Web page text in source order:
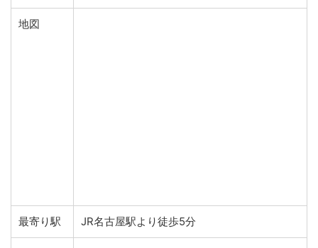
地図
最寄り駅 JR名古屋駅より徒歩5分